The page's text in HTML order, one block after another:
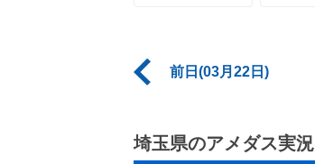
前日(03月22日)
埼玉県のアメダス実況